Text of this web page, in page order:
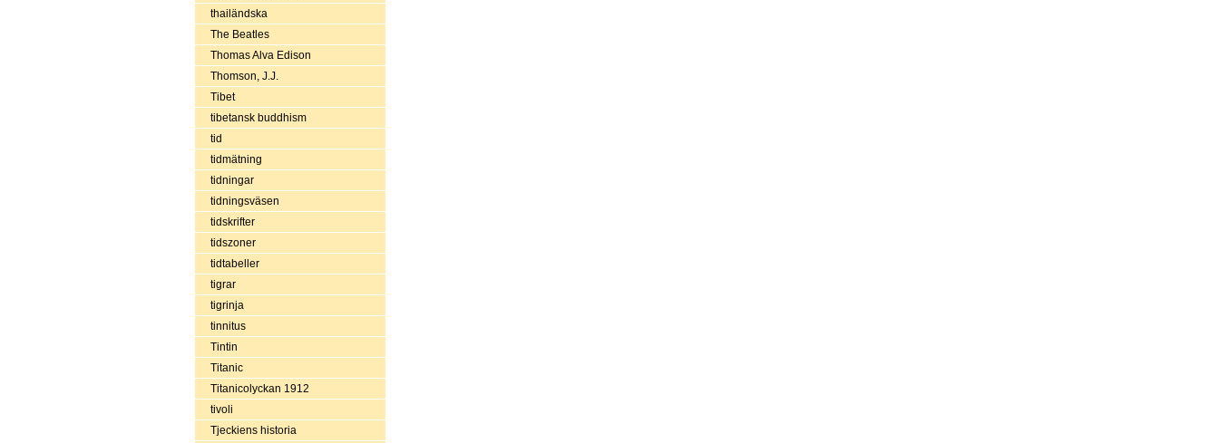
thailändska
The Beatles
Thomas Alva Edison
Thomson, J.J.
Tibet
tibetansk buddhism
tid
tidmätning
tidningar
tidningsväsen
tidskrifter
tidszoner
tidtabeller
tigrar
tigrinja
tinnitus
Tintin
Titanic
Titanicolyckan 1912
tivoli
Tjeckiens historia